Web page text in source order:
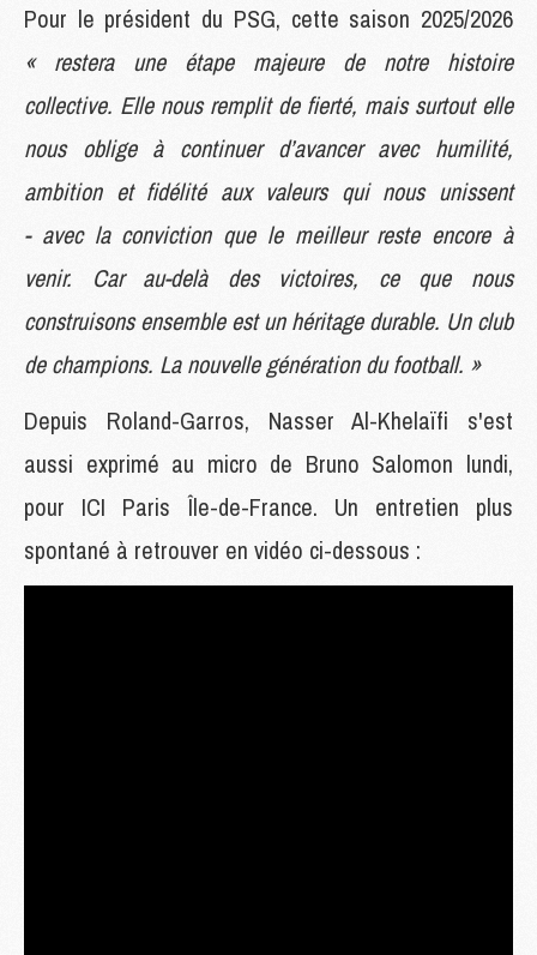
Pour le président du PSG, cette saison 2025/2026
« restera une étape majeure de notre histoire
collective. Elle nous remplit de fierté, mais surtout elle
nous oblige à continuer d’avancer avec humilité,
ambition et fidélité aux valeurs qui nous unissent
- avec la conviction que le meilleur reste encore à
venir. Car au-delà des victoires, ce que nous
construisons ensemble est un héritage durable. Un club
de champions. La nouvelle génération du football. »
Depuis Roland-Garros, Nasser Al-Khelaïfi s'est
aussi exprimé au micro de Bruno Salomon lundi,
pour ICI Paris Île-de-France. Un entretien plus
spontané à retrouver en vidéo ci-dessous :